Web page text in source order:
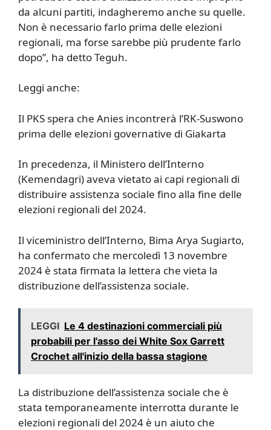
da alcuni partiti, indagheremo anche su quelle.
Non è necessario farlo prima delle elezioni
regionali, ma forse sarebbe più prudente farlo
dopo”, ha detto Teguh.
Leggi anche:
Il PKS spera che Anies incontrerà l’RK-Suswono
prima delle elezioni governative di Giakarta
In precedenza, il Ministero dell’Interno
(Kemendagri) aveva vietato ai capi regionali di
distribuire assistenza sociale fino alla fine delle
elezioni regionali del 2024.
Il viceministro dell’Interno, Bima Arya Sugiarto,
ha confermato che mercoledì 13 novembre
2024 è stata firmata la lettera che vieta la
distribuzione dell’assistenza sociale.
LEGGI Le 4 destinazioni commerciali più
probabili per l'asso dei White Sox Garrett
Crochet all'inizio della bassa stagione
La distribuzione dell’assistenza sociale che è
stata temporaneamente interrotta durante le
elezioni regionali del 2024 è un aiuto che